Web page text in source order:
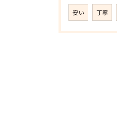
安い 丁寧